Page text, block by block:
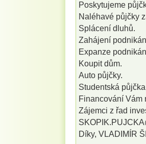
Poskytujeme
Naléhavé půjčky
Splácení dluhů.
Zahájení
Expanze
Koupit dům.
Auto půjčky.
Studentská
Financování Vám
Zájemci z řad
Díky, VLADIMÍR